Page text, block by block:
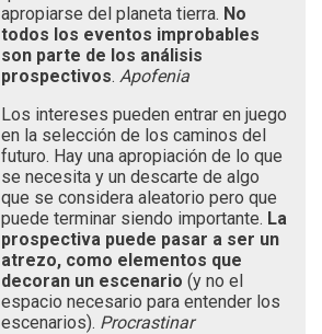
apropiarse del planeta tierra. No
todos los eventos improbables
son parte de los análisis
prospectivos. Apofenia
Los intereses pueden entrar en juego
en la selección de los caminos del
futuro. Hay una apropiación de lo que
se necesita y un descarte de algo
que se considera aleatorio pero que
puede terminar siendo importante. La
prospectiva puede pasar a ser un
atrezo, como elementos que
decoran un escenario (y no el
espacio necesario para entender los
escenarios). Procrastinar